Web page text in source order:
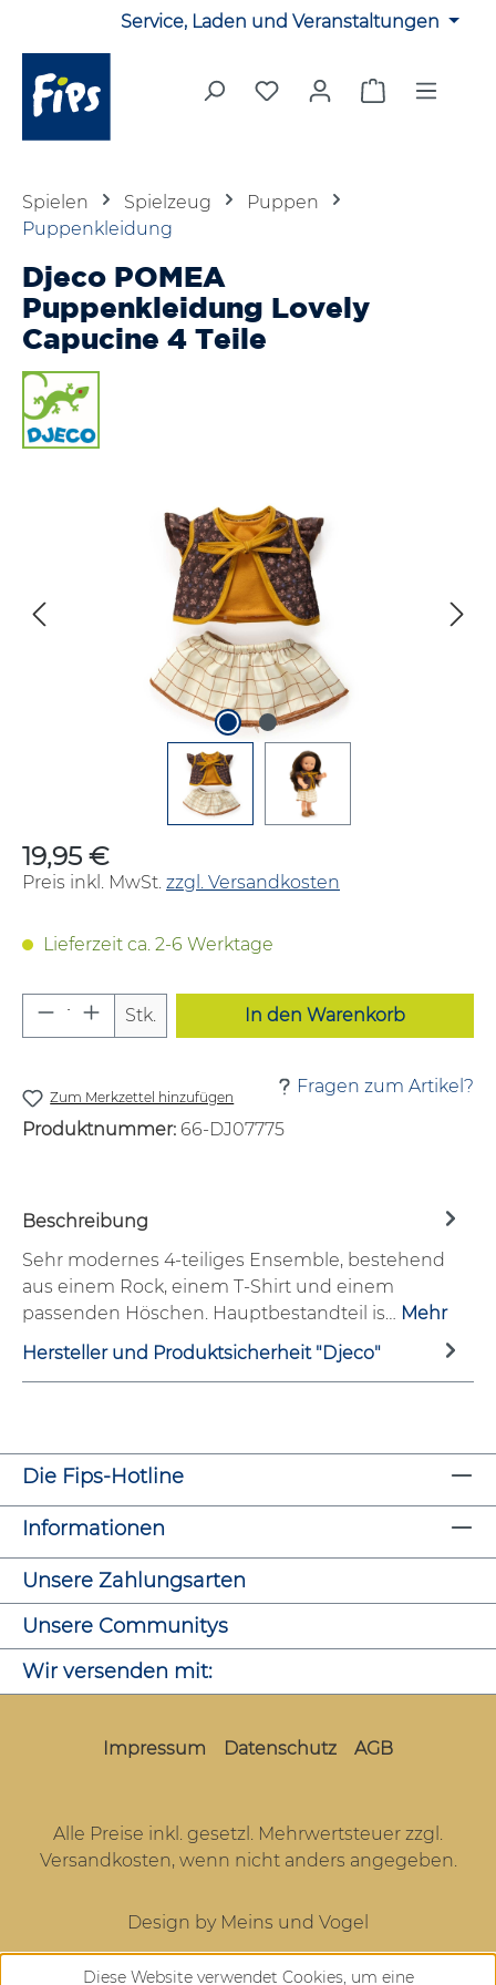
Zum Hauptinhalt springenService, Laden und Veranstaltungen
Du hast 0 Produkte auf
Warenkorb
Spielen Spielzeug
Puppen
Puppenkleidung
Djeco POMEA
Puppenkleidung Lovely
Capucine 4 Teile
Bildergalerie überspringen
Regulärer Preis:
19,95 €
Preis inkl. MwSt. zzgl. Versandkosten
Lieferzeit ca. 2-6 Werktage
Produkt Anzahl: Gib den
Stk. In den Warenkorb
Zum Merkzettel hinzufügen
Fragen zum Artikel?
Produktnummer: 66-DJ07775
Beschreibung
Sehr modernes 4-teiliges Ensemble, bestehend
aus einem Rock, einem T-Shirt und einem
passenden Höschen. Hauptbestandteil is… Mehr
Hersteller und Produktsicherheit "Djeco"
Die Fips-Hotline
Informationen
Unsere Zahlungsarten
Unsere Communitys
Wir versenden mit:
Impressum Datenschutz AGB
Alle Preise inkl. gesetzl. Mehrwertsteuer zzgl.
Versandkosten, wenn nicht anders angegeben.
Design by Meins und Vogel
Diese Website verwendet Cookies, um eine